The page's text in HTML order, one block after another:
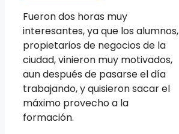
Fueron dos horas muy
interesantes, ya que los alumnos,
propietarios de negocios de la
ciudad, vinieron muy motivados,
aun después de pasarse el día
trabajando, y quisieron sacar el
máximo provecho a la
formación.